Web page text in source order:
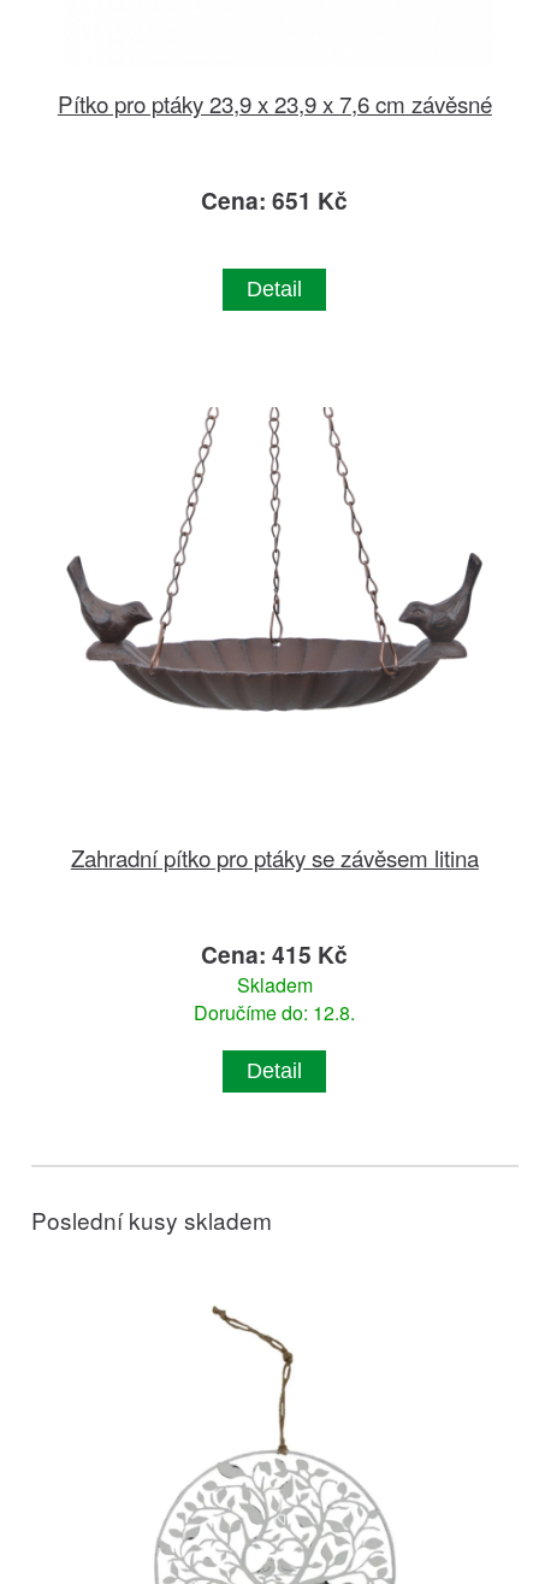
Pítko pro ptáky 23,9 x 23,9 x 7,6 cm závěsné
Cena: 651 Kč
Detail
Zahradní pítko pro ptáky se závěsem litina
Cena: 415 Kč
Skladem
Doručíme do: 12.8.
Detail
Poslední kusy skladem